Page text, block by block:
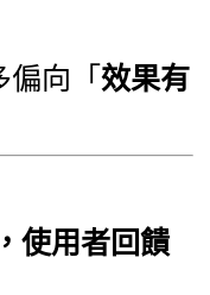
偏向「效果有
使用者回饋